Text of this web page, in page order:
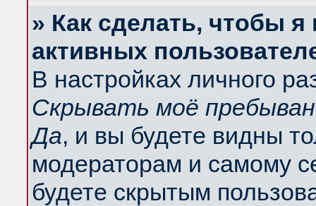
» Как сделать, чтобы
активных
В настройках личного
Скрывать моё
Да, и вы будете видны
модераторам и самому
будете скрытым